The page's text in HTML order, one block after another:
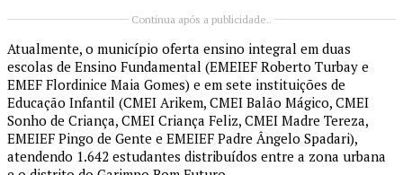
Continua após a publicidade..
Atualmente, o município oferta ensino integral em duas
escolas de Ensino Fundamental (EMEIEF Roberto Turbay e
EMEF Flordinice Maia Gomes) e em sete instituições de
Educação Infantil (CMEI Arikem, CMEI Balão Mágico, CMEI
Sonho de Criança, CMEI Criança Feliz, CMEI Madre Tereza,
EMEIEF Pingo de Gente e EMEIEF Padre Ângelo Spadari),
atendendo 1.642 estudantes distribuídos entre a zona urbana